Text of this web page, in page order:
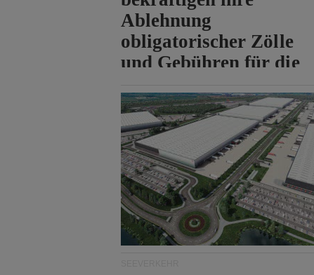
Ablehnung
obligatorischer Zölle
und Gebühren für die
von Hormuz.